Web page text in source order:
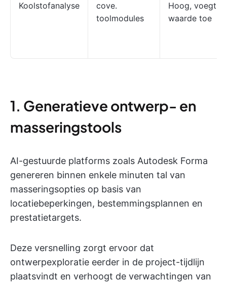
Koolstofanalyse
cove.
toolmodules
Hoog, voegt
waarde toe
1. Generatieve ontwerp- en
masseringstools
AI-gestuurde platforms zoals Autodesk Forma
genereren binnen enkele minuten tal van
masseringsopties op basis van
locatiebeperkingen, bestemmingsplannen en
prestatietargets.
Deze versnelling zorgt ervoor dat
ontwerpexploratie eerder in de project-tijdlijn
plaatsvindt en verhoogt de verwachtingen van